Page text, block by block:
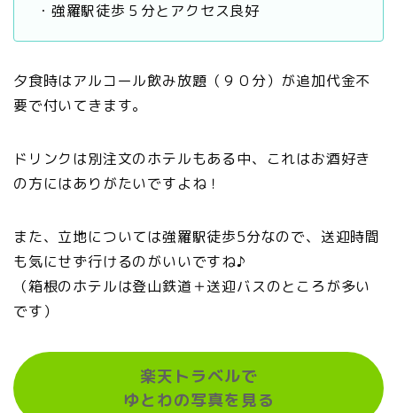
・強羅駅徒歩５分とアクセス良好
夕食時はアルコール飲み放題（９０分）が追加代金不
要で付いてきます。
ドリンクは別注文のホテルもある中、これはお酒好き
の方にはありがたいですよね！
また、立地については強羅駅徒歩5分なので、送迎時間
も気にせず行けるのがいいですね♪
（箱根のホテルは登山鉄道＋送迎バスのところが多い
です）
楽天トラベルで
ゆとわの写真を見る